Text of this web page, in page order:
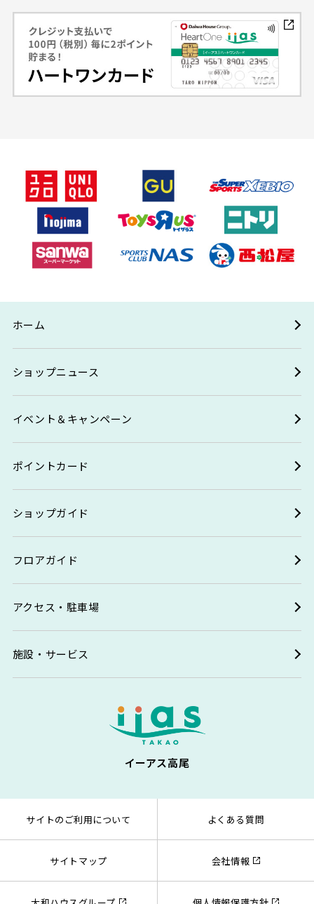
ホーム
ショップニュース
イベント＆キャンペーン
ポイントカード
ショップガイド
フロアガイド
アクセス・駐車場
施設・サービス
イーアス高尾
サイトのご利用について よくある質問
サイトマップ 会社情報